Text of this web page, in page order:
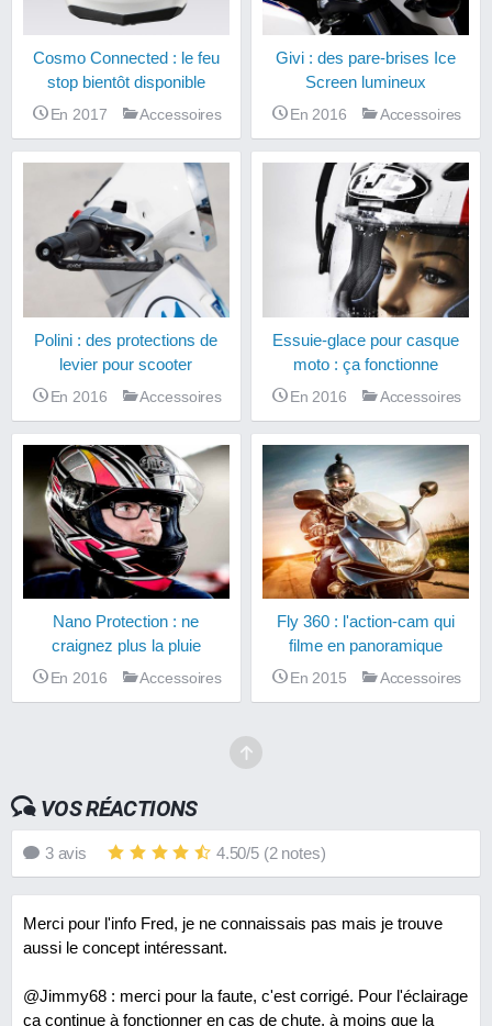
Cosmo Connected : le feu
stop bientôt disponible
En 2017 Accessoires
Givi : des pare-brises Ice
Screen lumineux
En 2016 Accessoires
Polini : des protections de
levier pour scooter
En 2016 Accessoires
Essuie-glace pour casque
moto : ça fonctionne
En 2016 Accessoires
Nano Protection : ne
craignez plus la pluie
En 2016 Accessoires
Fly 360 : l'action-cam qui
filme en panoramique
En 2015 Accessoires
VOS RÉACTIONS
3avis 4.50/5 (2notes)
Merci pour l'info Fred, je ne connaissais pas mais je trouve
aussi le concept intéressant.
@Jimmy68 : merci pour la faute, c'est corrigé. Pour l'éclairage
ça continue à fonctionner en cas de chute, à moins que la